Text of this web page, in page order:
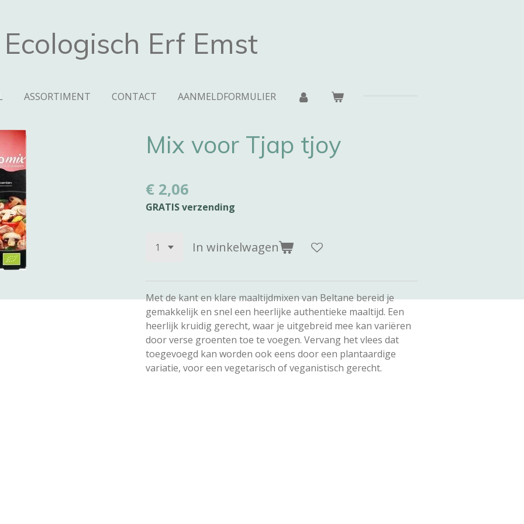
Ecologisch Erf Emst
ASSORTIMENT CONTACT AANMELDFORMULIER
Mix voor Tjap tjoy
€ 2,06
GRATIS verzending
In winkelwagen
Met de kant en klare maaltijdmixen van Beltane bereid je
gemakkelijk en snel een heerlijke authentieke maaltijd. Een
heerlijk kruidig gerecht, waar je uitgebreid mee kan variëren
door verse groenten toe te voegen. Vervang het vlees dat
toegevoegd kan worden ook eens door een plantaardige
variatie, voor een vegetarisch of veganistisch gerecht.